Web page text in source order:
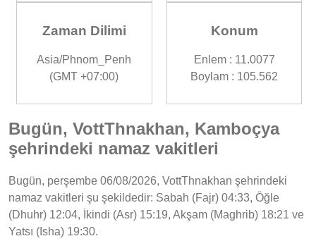
Zaman Dilimi
Asia/Phnom_Penh
(GMT +07:00)
Konum
Enlem : 11.0077
Boylam : 105.562
Bugün, VottThnakhan, Kamboçya
şehrindeki namaz vakitleri
Bugün, perşembe 06/08/2026, VottThnakhan şehrindeki
namaz vakitleri şu şekildedir: Sabah (Fajr) 04:33, Öğle
(Dhuhr) 12:04, İkindi (Asr) 15:19, Akşam (Maghrib) 18:21 ve
Yatsı (Isha) 19:30.